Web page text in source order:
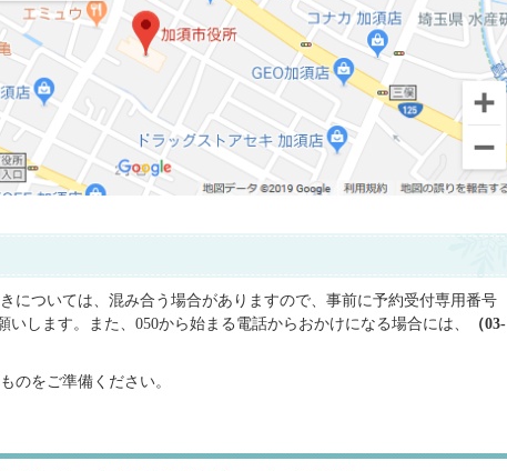
については、混み合う場合がありますので、事前に予約受付専用番号
いします。また、050から始まる電話からおかけになる場合には、
（03-
のをご準備ください。